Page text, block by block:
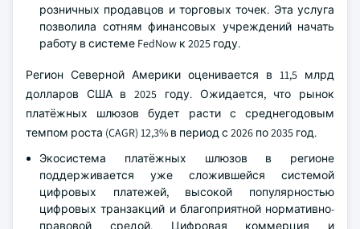
розничных продавцов и торговых точек. Эта услуга
позволила сотням финансовых учреждений начать
работу в системе FedNow к 2025 году.
Регион Северной Америки оценивается в 11,5 млрд
долларов США в 2025 году. Ожидается, что рынок
платёжных шлюзов будет расти с среднегодовым
темпом роста (CAGR) 12,3% в период с 2026 по 2035 год.
Экосистема платёжных шлюзов в регионе
поддерживается уже сложившейся системой
цифровых платежей, высокой популярностью
цифровых транзакций и благоприятной нормативно-
правовой средой. Цифровая коммерция и